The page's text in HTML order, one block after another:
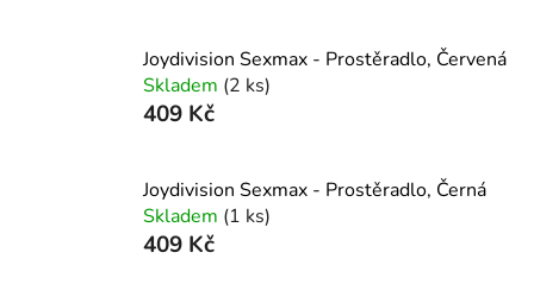
Joydivision Sexmax - Prostěradlo, Červená
Skladem (2 ks)
409 Kč
Joydivision Sexmax - Prostěradlo, Černá
Skladem (1 ks)
409 Kč